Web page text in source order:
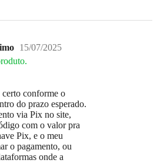
15/07/2025
conforme o
do prazo esperado.
via Pix no site,
com o valor pra
Pix, e o meu
o pagamento, ou
onde a